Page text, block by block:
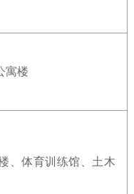
寓楼
、体育训练馆、土木